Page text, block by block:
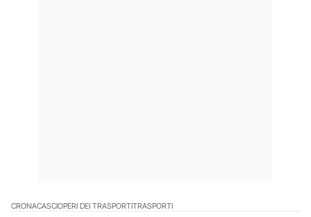
CRONACASCIOPERI DEI TRASPORTITRASPORTI